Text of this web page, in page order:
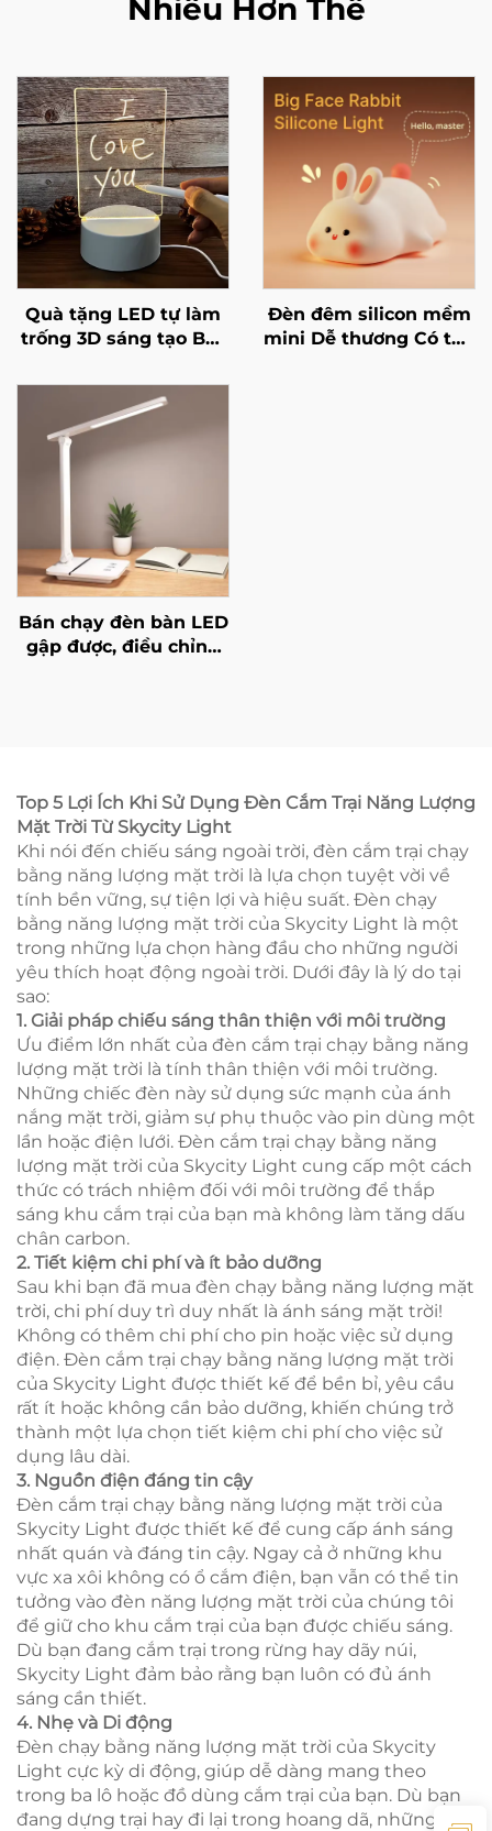
Nhiều Hơn Thế
Quà tặng LED tự làm
trống 3D sáng tạo Bút
chú LED có thể viết lại
Đèn đêm với bảng tin
Đèn đêm silicon mềm
mini Dễ thương Có thể
Bán chạy đèn bàn LED
gập được, điều chỉnh
Top 5 Lợi Ích Khi Sử Dụng Đèn Cắm Trại Năng Lượng
Mặt Trời Từ Skycity Light
Khi nói đến chiếu sáng ngoài trời, đèn cắm trại chạy
bằng năng lượng mặt trời là lựa chọn tuyệt vời về
tính bền vững, sự tiện lợi và hiệu suất. Đèn chạy
bằng năng lượng mặt trời của Skycity Light là một
trong những lựa chọn hàng đầu cho những người
yêu thích hoạt động ngoài trời. Dưới đây là lý do tại
sao:
1. Giải pháp chiếu sáng thân thiện với môi trường
Ưu điểm lớn nhất của đèn cắm trại chạy bằng năng
lượng mặt trời là tính thân thiện với môi trường.
Những chiếc đèn này sử dụng sức mạnh của ánh
nắng mặt trời, giảm sự phụ thuộc vào pin dùng một
lần hoặc điện lưới. Đèn cắm trại chạy bằng năng
lượng mặt trời của Skycity Light cung cấp một cách
thức có trách nhiệm đối với môi trường để thắp
sáng khu cắm trại của bạn mà không làm tăng dấu
chân carbon.
2. Tiết kiệm chi phí và ít bảo dưỡng
Sau khi bạn đã mua đèn chạy bằng năng lượng mặt
trời, chi phí duy trì duy nhất là ánh sáng mặt trời!
Không có thêm chi phí cho pin hoặc việc sử dụng
điện. Đèn cắm trại chạy bằng năng lượng mặt trời
của Skycity Light được thiết kế để bền bỉ, yêu cầu
rất ít hoặc không cần bảo dưỡng, khiến chúng trở
thành một lựa chọn tiết kiệm chi phí cho việc sử
dụng lâu dài.
3. Nguồn điện đáng tin cậy
Đèn cắm trại chạy bằng năng lượng mặt trời của
Skycity Light được thiết kế để cung cấp ánh sáng
nhất quán và đáng tin cậy. Ngay cả ở những khu
vực xa xôi không có ổ cắm điện, bạn vẫn có thể tin
tưởng vào đèn năng lượng mặt trời của chúng tôi
để giữ cho khu cắm trại của bạn được chiếu sáng.
Dù bạn đang cắm trại trong rừng hay dãy núi,
Skycity Light đảm bảo rằng bạn luôn có đủ ánh
sáng cần thiết.
4. Nhẹ và Di động
Đèn chạy bằng năng lượng mặt trời của Skycity
Light cực kỳ di động, giúp dễ dàng mang theo
trong ba lô hoặc đồ dùng cắm trại của bạn. Dù bạn
đang dựng trại hay đi lại trong hoang dã, những